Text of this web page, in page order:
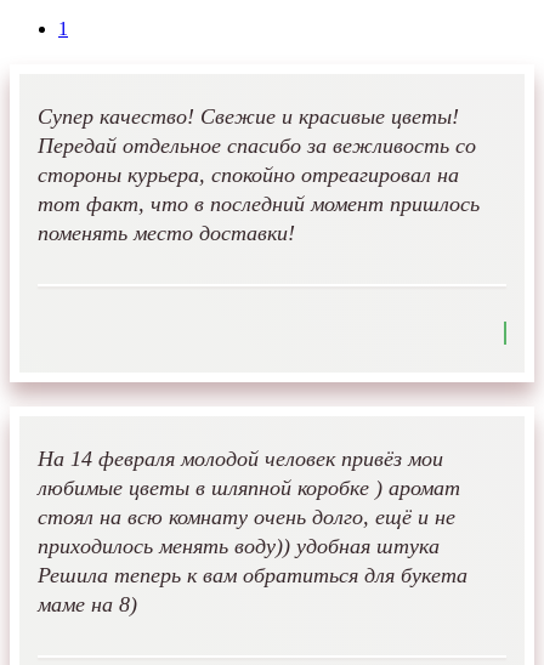
1
Супер качество! Свежие и красивые цветы!
Передай отдельное спасибо за вежливость со
стороны курьера, спокойно отреагировал на
тот факт, что в последний момент пришлось
поменять место доставки!
На 14 февраля молодой человек привёз мои
любимые цветы в шляпной коробке ) аромат
стоял на всю комнату очень долго, ещё и не
приходилось менять воду)) удобная штука
Решила теперь к вам обратиться для букета
маме на 8)